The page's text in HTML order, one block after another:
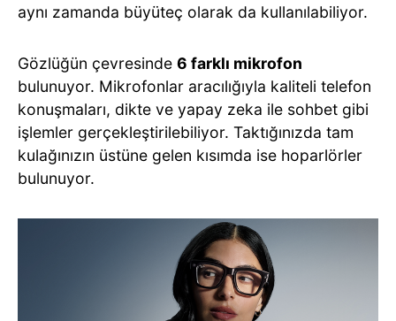
aynı zamanda büyüteç olarak da kullanılabiliyor.
Gözlüğün çevresinde 6 farklı mikrofon
bulunuyor. Mikrofonlar aracılığıyla kaliteli telefon
konuşmaları, dikte ve yapay zeka ile sohbet gibi
işlemler gerçekleştirilebiliyor. Taktığınızda tam
kulağınızın üstüne gelen kısımda ise hoparlörler
bulunuyor.